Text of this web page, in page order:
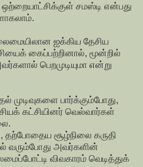
சமஸ்டி என்பது
ஐக்கிய தேசிய
கைப்பற்றினால், மூன்றில்
பெறமுடியுமா என்று
முடிவுகளை பார்க்கும்போது,
கட்சியினர் வெல்வார்கள்
தற்போதைய சூழ்நிலை கருதி
வரும்போது அவர்களின்
விவகாரம் வெடித்துக்